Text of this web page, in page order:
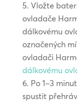
Vložte
ovladače
dálkovému
označených
ovladači
dálkovému
Po 1–3
spustit